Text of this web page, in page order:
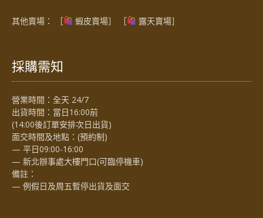
其他賣場： ［ 蝦皮賣場］ ［ 露天賣場］
採購需知
營業時間：全天 24/7
出貨時間：當日16:00前
(14:00後訂單安排次日出貨)
面交時間及地點：(預約制)
— 平日09:00-16:00
— 新北辦事處大樓門口(可臨停機車)
備註：
— 例假日及周五暫停出貨及面交